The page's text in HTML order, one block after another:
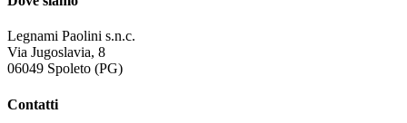
Legnami Paolini s.n.c.
Via Jugoslavia, 8
06049 Spoleto (PG)
Contatti